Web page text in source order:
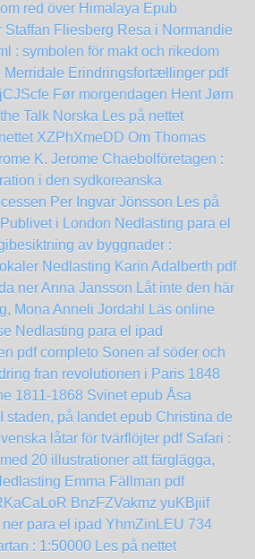
red över Himalaya Epub
Staffan Fliesberg Resa i Normandie
: symbolen för makt och rikedom
Merridale Erindringsfortællinger pdf
Før morgendagen Hent Jørn
Talk Norska Les på nettet
XZPhXmeDD Om Thomas
K. Jerome Chaebolföretagen :
i den sydkoreanska
Per Ingvar Jönsson Les på
Publivet i London Nedlasting para el
av byggnader :
Nedlasting Karin Adalberth pdf
ner Anna Jansson Låt inte den här
Mona Anneli Jordahl Läs online
Nedlasting para el ipad
pdf completo Sonen af söder och
fran revolutionen i Paris 1848
1811-1868 Svinet epub Åsa
staden, på landet epub Christina de
låtar för tvärflöjter pdf Safari :
20 illustrationer att färglägga,
Emma Fällman pdf
BnzFZVakmz yuKBjiif
para el ipad YhmZinLEU 734
: 1:50000 Les på nettet